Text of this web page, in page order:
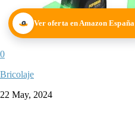
Ver oferta en Amazon España
0
Bricolaje
22 May, 2024